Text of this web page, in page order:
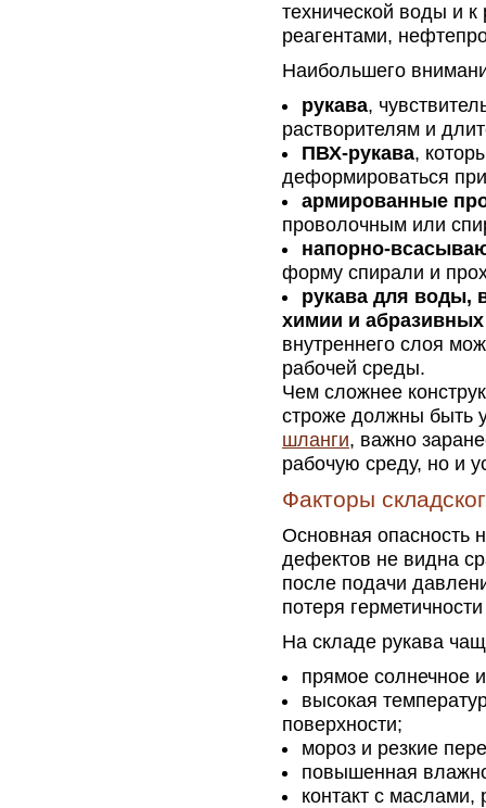
технической воды и к
реагентами,
Наибольшего
рукава,
растворителям и
ПВХ-рукава,
деформироваться
армированные
проволочным или
напорно-
форму спирали и
рукава для воды,
химии и
внутреннего слоя
рабочей среды.
Чем сложнее
строже должны быть
шланги, важно
рабочую среду, но и
Факторы
Основная опасность
дефектов не видна
после подачи
потеря
На складе рукава
прямое солнечное
высокая
поверхности;
мороз и резкие
повышенная
контакт с